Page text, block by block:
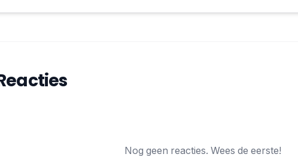
Nog geen reacties. Wees de eerste!